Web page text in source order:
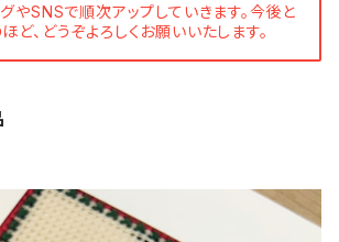
やSNSで順次アップしていきます。今後と
ど、どうぞよろしくお願いいたします。